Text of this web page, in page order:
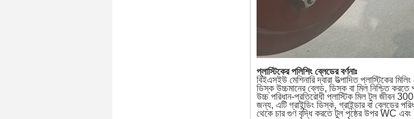
প্লাস্টিকের পলিশিং ব্লেডের বর্ণনাঃ
বিইএসইউ মেশিনারি দ্বারা উত্পাদিত প্লাস্টিকের
ডিস্ক উচ্চমানের ব্লেড, ডিস্ক বা মিল নিশ্চিত করতে
উচ্চ পরিধান-প্রতিরোধী প্লাস্টিক মিল টুল জীবন
জন্য, এটি গ্রাইন্ডিং ডিস্ক, গ্রাইন্ডার বা ব্লেডের
থেকে চার গুণ বৃদ্ধি করতে টুল পৃষ্ঠের উপর WC